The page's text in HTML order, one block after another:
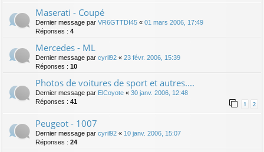
Maserati - Coupé
Dernier message par VR6GTTDI45 « 01 mars 2006, 17:49
Réponses : 4
Mercedes - ML
Dernier message par cyril92 « 23 févr. 2006, 15:39
Réponses : 10
Photos de voitures de sport et autres....
Dernier message par ElCoyote « 30 janv. 2006, 12:48
Réponses : 41 1 2
Peugeot - 1007
Dernier message par cyril92 « 10 janv. 2006, 15:07
Réponses : 24